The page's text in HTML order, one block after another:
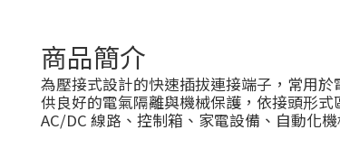
商品簡介
為壓接式設計的快速插拔連接端子，常用
供良好的電氣隔離與機械保護，依接頭形
AC/DC 線路、控制箱、家電設備、自動化